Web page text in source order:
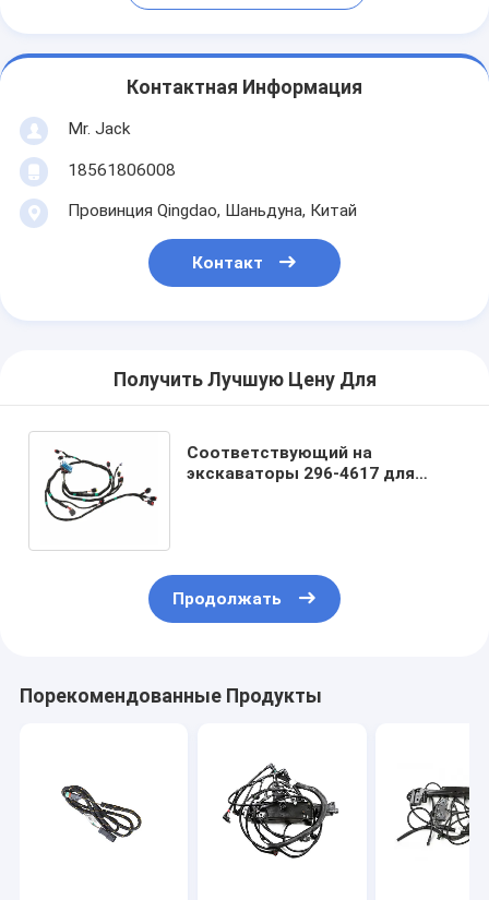
Контактная Информация
Mr. Jack
18561806008
Провинция Qingdao, Шаньдуна, Китай
Контакт
Получить Лучшую Цену Для
Соответствующий на
экскаваторы 296-4617 для
Продолжать
Порекомендованные Продукты